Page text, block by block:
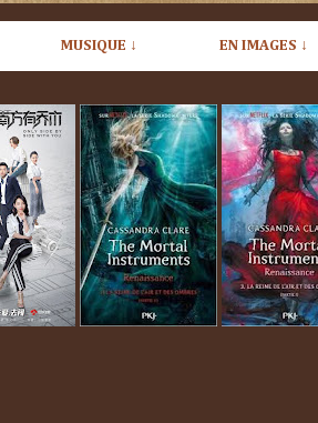
MUSIQUE ↓ EN IMAGES ↓